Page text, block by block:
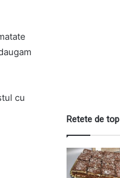
cu
Retete de top